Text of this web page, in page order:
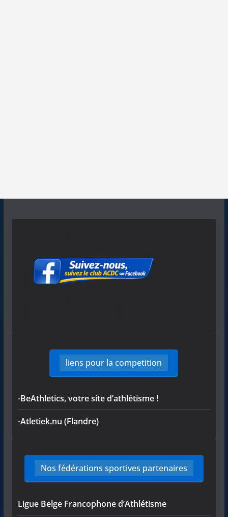
liens pour la competition
-BeAthletics, votre site d’athlétisme !
-Atletiek.nu (Flandre)
Nos fédérations sportives partenaires
Ligue Belge Francophone d’Athlétisme